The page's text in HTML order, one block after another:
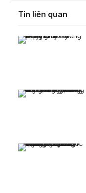
Tin liên quan
Lập thu có nên kiêng gì để lấy may?
Thiếu tướng Vũ Hồng Văn giữ chức Phó Chủ nhiệm Ủy ban Kiểm tra Trung ương
Bạo hành gia đình trong showbiz Việt: Khi ánh hào quang che mờ góc khuất